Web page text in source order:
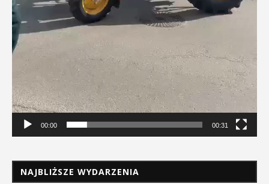
00:00 00:31
NAJBLIŻSZE WYDARZENIA